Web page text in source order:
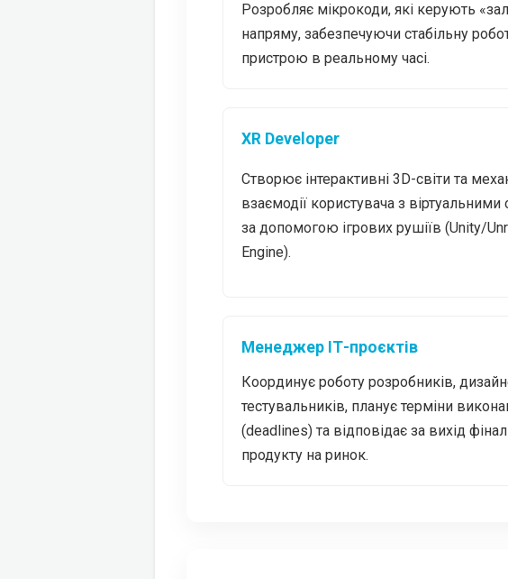
Розробляє мікрокоди, які керують
напряму, забезпечуючи стабільну
пристрою в реальному часі.
XR Developer
Створює інтерактивні 3D-світи та
взаємодії користувача з віртуальними
за допомогою ігрових рушіїв (Unity/
Engine).
Менеджер ІТ-проєктів
Координує роботу розробників,
тестувальників, планує терміни
(deadlines) та відповідає за вихід
продукту на ринок.